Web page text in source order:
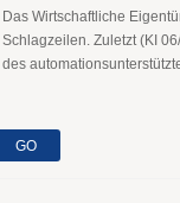
Das Wirtschaftliche
Schlagzeilen. Zuletzt (KI
des